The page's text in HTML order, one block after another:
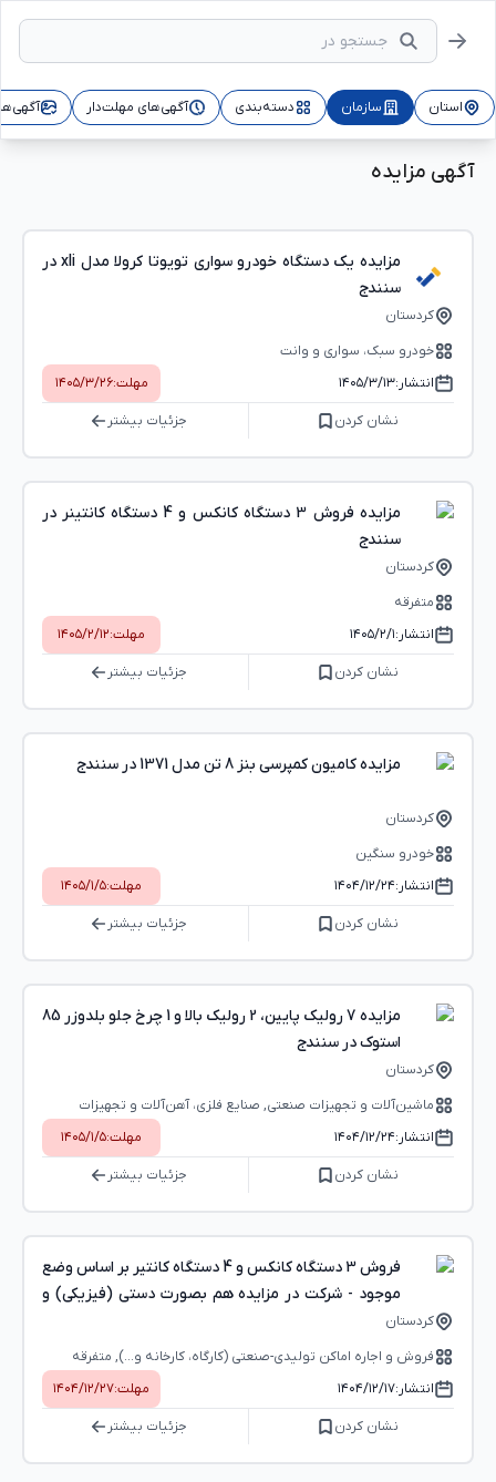
استان سازمان دسته‌بندی آگهی‌های مهلت‌دار
آگهی مزایده
مزایده یک دستگاه خودرو سواری تویوتا کرولا مدل xli در
سنندج
کردستان
خودرو سبک، سواری و وانت
انتشار:۱۴۰۵/۳/۱۳ مهلت:۱۴۰۵/۳/۲۶
نشان کردن جزئیات بیشتر
مزایده فروش 3 دستگاه کانکس و 4 دستگاه کانتینر در
سنندج
کردستان
متفرقه
انتشار:۱۴۰۵/۲/۱ مهلت:۱۴۰۵/۲/۱۲
نشان کردن جزئیات بیشتر
مزایده کامیون کمپرسی بنز 8 تن مدل 1371 در سنندج
کردستان
خودرو سنگین
انتشار:۱۴۰۴/۱۲/۲۴ مهلت:۱۴۰۵/۱/۵
نشان کردن جزئیات بیشتر
مزایده 7 رولیک پایین، 2 رولیک بالا و 1 چرخ جلو بلدوزر 85
استوک در سنندج
کردستان
ماشین‌آلات و تجهیزات صنعتی, صنایع فلزی، آهن‌آلات و تجهیزات
انتشار:۱۴۰۴/۱۲/۲۴ مهلت:۱۴۰۵/۱/۵
نشان کردن جزئیات بیشتر
فروش 3 دستگاه کانکس و 4 دستگاه کانتیر بر اساس وضع
موجود - شرکت در مزایده هم بصورت دستی (فیزیکی) و
هم
کردستان
فروش و اجاره اماکن تولیدی-صنعتی (کارگاه، کارخانه و...), متفرقه
انتشار:۱۴۰۴/۱۲/۱۷ مهلت:۱۴۰۴/۱۲/۲۷
نشان کردن جزئیات بیشتر